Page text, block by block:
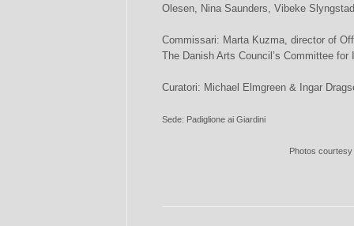
Olesen, Nina Saunders, Vibeke
Commissari: Marta Kuzma, director of
The Danish Arts Council’s Committee
Curatori: Michael Elmgreen & Ingar
Sede: Padiglione ai Giardini
Photos